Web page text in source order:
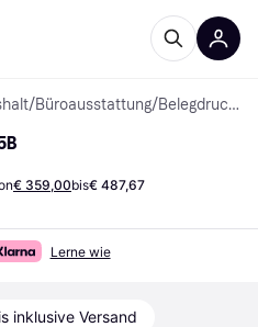
/Büroausstattung/ Belegdrucker
€ 359,00bis€ 487,67
Lerne wie
inklusive Versand